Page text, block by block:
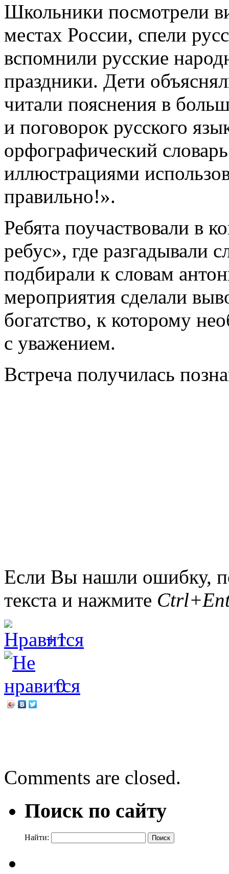
Школьники посмотрели
местах России, спели
вспомнили русские
праздники. Дети
читали пояснения в
и поговорок русского
орфографический
иллюстрациями
правильно!».
Ребята поучаствовали в
ребус», где разгадывали
подбирали к словам
мероприятия сделали
богатство, к которому
с уважением.
Встреча получилась
Если Вы нашли ошибку,
текста и нажмите
+1
0
Comments are closed.
Поиск по сайту
Найти: